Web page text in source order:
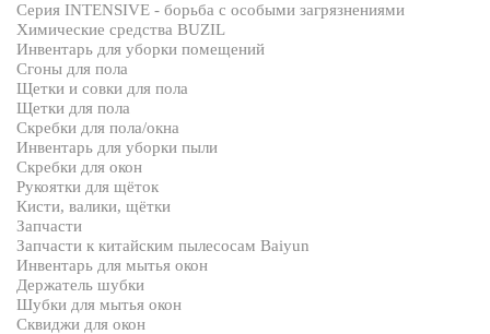
Серия INTENSIVE - борьба с особыми загрязнениями
Химические средства BUZIL
Инвентарь для уборки помещений
Сгоны для пола
Щетки и совки для пола
Щетки для пола
Скребки для пола/окна
Инвентарь для уборки пыли
Скребки для окон
Рукоятки для щёток
Кисти, валики, щётки
Запчасти
Запчасти к китайским пылесосам Baiyun
Инвентарь для мытья окон
Держатель шубки
Шубки для мытья окон
Сквиджи для окон